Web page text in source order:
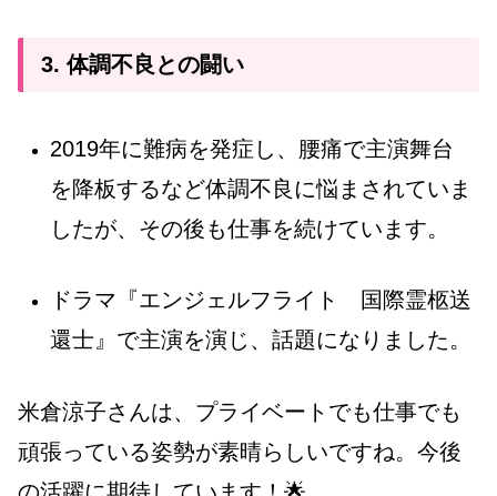
3. 体調不良との闘い
2019年に難病を発症し、腰痛で主演舞台
を降板するなど体調不良に悩まされていま
したが、その後も仕事を続けています。
ドラマ『エンジェルフライト 国際霊柩送
還士』で主演を演じ、話題になりました。
米倉涼子さんは、プライベートでも仕事でも
頑張っている姿勢が素晴らしいですね。今後